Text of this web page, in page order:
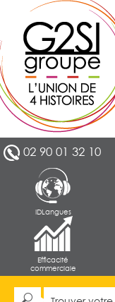
02 90 01 32 10
IDLangues
Efficacité
commerciale